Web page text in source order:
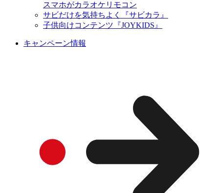
スマホがカラオケリモコン
サビだけを気持ちよく『サビカラ』
子供向けコンテンツ『JOYKIDS』
キャンペーン情報